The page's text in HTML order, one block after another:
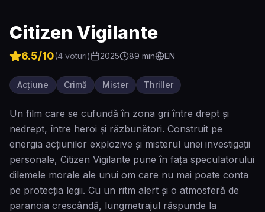
Citizen Vigilante
6.5/10(4 voturi) 2025 89 min EN
Acțiune Crimă Mister Thriller
Un film care se cufundă în zona gri între drept și
nedrept, între heroi și răzbunători. Construit pe
energia acțiunilor explozive și misterul unei investigații
personale, Citizen Vigilante pune în fața speculatorului
dilemele morale ale unui om care nu mai poate conta
pe protecția legii. Cu un ritm alert și o atmosferă de
paranoia crescândă, lungmetrajul răspunde la